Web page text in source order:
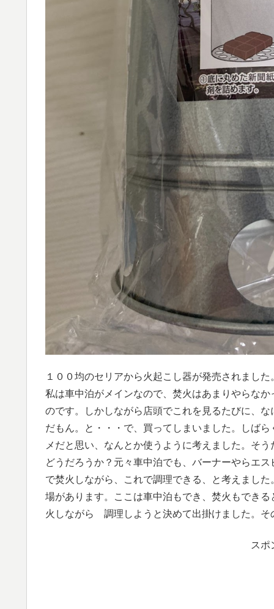
１００均のセリアから火起こし器が発売されまし
私は車中泊がメインなので、焚火はあまりやらな
のです。しかしながら店頭でこれを見るたびに、
だもん。と・・・で、買ってしまいました。しば
メだと思い、なんとか使うように考えました。そ
どうだろうか？元々車中泊でも、バーナーやらエ
で焚火しながら、これで調理できる、と考えまし
場があります。ここは車中泊もでき、焚火もでき
火しながら 調理しようと決めて出掛けました。
スポ